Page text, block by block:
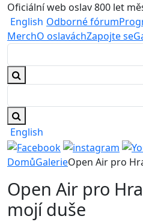
Oficiální web oslav 800 let
English Odborné fórum
MerchO oslaváchZapojte se
English
DomůGalerieOpen Air pro
Open Air pro
mojí duše